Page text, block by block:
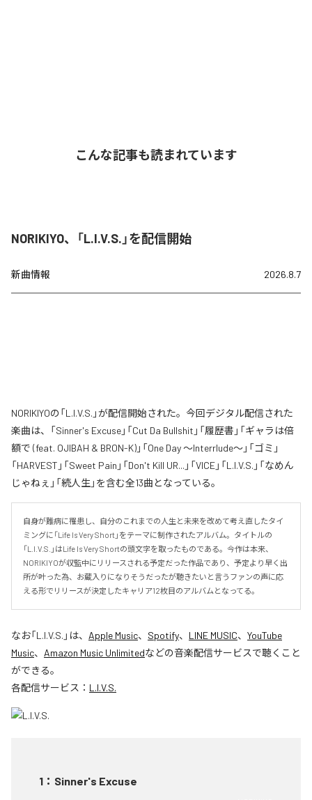
こんな記事も読まれています
NORIKIYO、「L.I.V.S.」を配信開始
新曲情報 2026.8.7
NORIKIYOの「L.I.V.S.」が配信開始された。今回デジタル配信された
楽曲は、「Sinner's Excuse」「Cut Da Bullshit」「履歴書」「ギャラは倍
額で (feat. OJIBAH & BRON-K)」「One Day ～Interrlude～」「ゴミ」
「HARVEST」「Sweet Pain」「Don't Kill UR...」「VICE」「L.I.V.S.」「なめん
じゃねぇ」「続人生」を含む全13曲となっている。
自身が難病に罹患し、自分のこれまでの人生と未来を改めて考え直したタイ
ミングに「Life Is Very Short」をテーマに制作されたアルバム。タイトルの
「L.I.V.S.」はLife Is Very Shortの頭文字を取ったものである。今作は本来、
NORIKIYOが収監中にリリースされる予定だった作品であり、予定より早く出
所が叶った為、お蔵入りになりそうだったが聴きたいと言うファンの声に応
える形でリリースが決定したキャリア12枚目のアルバムとなってる。
なお「L.I.V.S. 」は、 Apple Music、 Spotify、 LINE MUSIC、 YouTube
Music、 Amazon Music Unlimitedなどの音楽配信サービスで聴くこと
ができる。
各配信サービス： L.I.V.S.
1 ： Sinner's Excuse